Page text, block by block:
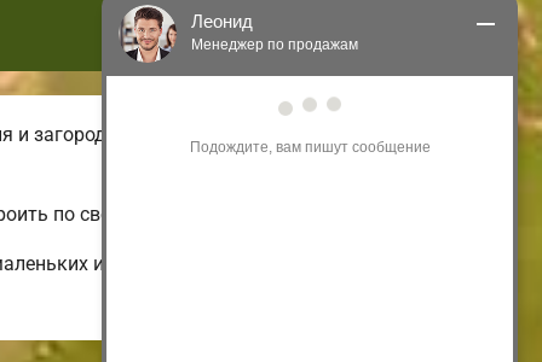
и загородные. На нашем онлайн-
по своим вкусам.
и дешевых до больших
Леонид
Менеджер по продажам
Здравствуйте! Я могу
акциям и проектам.